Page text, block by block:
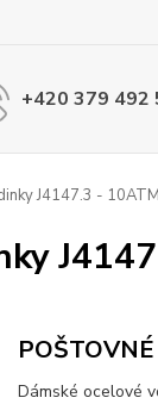
+420 379 492
J4147.3 -
Dámské ocelové